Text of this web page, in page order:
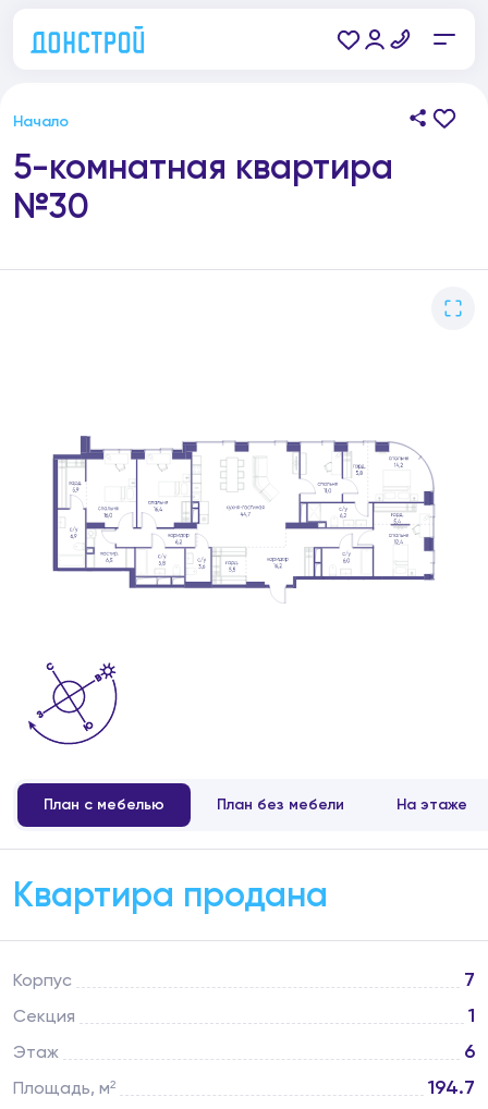
Начало
5-комнатная квартира
№30
План с мебелью План без мебели На этаже
Корпус 7
Секция 1
Этаж 6
Площадь, м² 194.7
Квартира продана